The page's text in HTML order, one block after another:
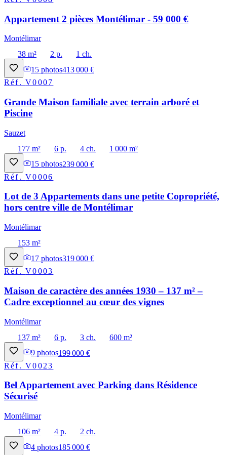
Appartement 2 pièces Montélimar - 59 000 €
Montélimar
38 m²
2 p.
1 ch.
15 photos413 000 €
Réf.V0007
Grande Maison familiale avec terrain arboré et
Piscine
Sauzet
177 m²
6 p. 4 ch.
1 000 m²
15 photos239 000 €
Réf.V0006
Lot de 3 Appartements dans une petite Copropriété,
hors centre ville de Montélimar
Montélimar
153 m²
17 photos319 000 €
Réf.V0003
Maison de caractère des années 1930 – 137 m² –
Cadre exceptionnel au cœur des vignes
Montélimar
137 m²
6 p. 3 ch.
600 m²
9 photos199 000 €
Réf.V0023
Bel Appartement avec Parking dans Résidence
Sécurisé
Montélimar
106 m²
4 p.
2 ch.
4 photos185 000 €